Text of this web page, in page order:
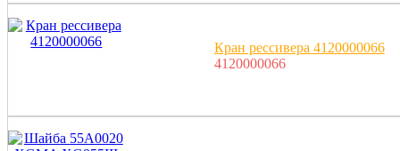
Кран рессивера 4120000066
4120000066